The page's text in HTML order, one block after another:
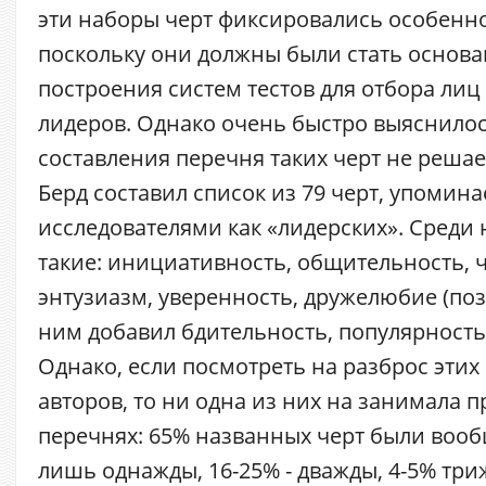
эти наборы черт фиксировались
поскольку они должны были стать
построения систем тестов для отбора
лидеров. Однако очень быстро
составления перечня таких черт не
Берд составил список из 79 черт,
исследователями как «лидерских».
такие: инициативность, общительность,
энтузиазм, уверенность, дружелюбие
ним добавил бдительность,
Однако, если посмотреть на разброс
авторов, то ни одна из них на занимала
перечнях: 65% названных черт были
лишь однажды, 16-25% - дважды, 4-5%